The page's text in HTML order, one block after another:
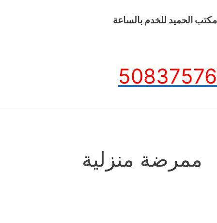
مكتب الحميد للخدم بالساعة
50837576
ممرضة منزلية